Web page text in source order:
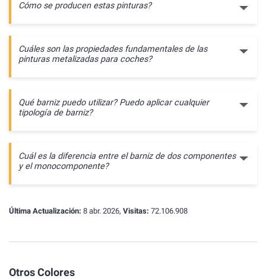
Cómo se producen estas pinturas?
Cuáles son las propiedades fundamentales de las
pinturas metalizadas para coches?
Qué barniz puedo utilizar? Puedo aplicar cualquier
tipología de barniz?
Cuál es la diferencia entre el barniz de dos componentes
y el monocomponente?
Última Actualización: 8 abr. 2026, Visitas: 72.106.908
Otros Colores